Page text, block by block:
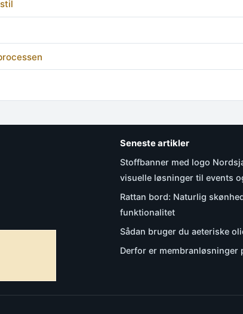
Seneste artikler
Stoffbanner med logo
visuelle løsninger til events
Rattan bord: Naturlig
funktionalitet
Sådan bruger du aeteriske
Derfor er